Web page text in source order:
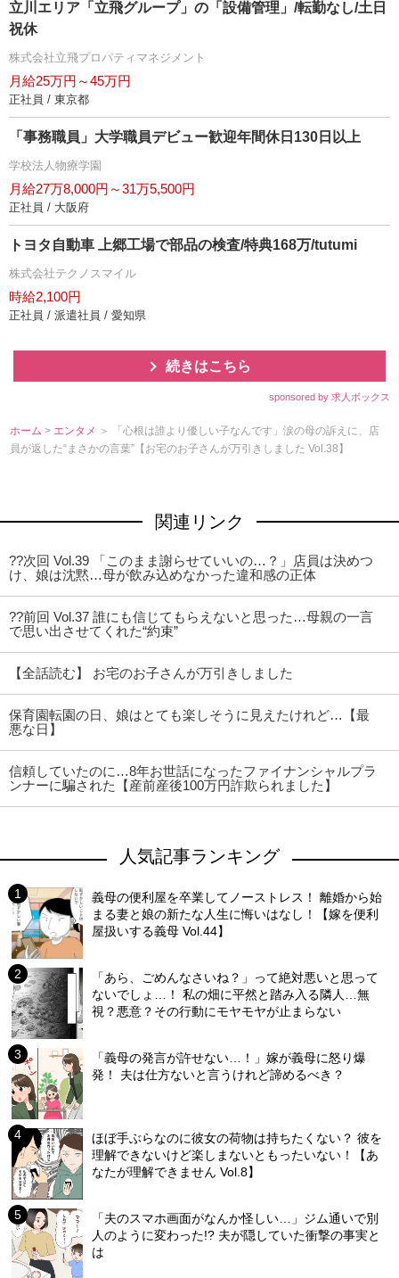
立川エリア「立飛グループ」の「設備管理」/転勤なし/土日
祝休
株式会社立飛プロパティマネジメント
月給25万円～45万円
正社員 / 東京都
「事務職員」大学職員デビュー歓迎年間休日130日以上
学校法人物療学園
月給27万8,000円～31万5,500円
正社員 / 大阪府
トヨタ自動車 上郷工場で部品の検査/特典168万/tutumi
株式会社テクノスマイル
時給2,100円
正社員 / 派遣社員 / 愛知県
続きはこちら
sponsored by 求人ボックス
ホーム > エンタメ ＞ 「心根は誰より優しい子なんです」涙の母の訴えに、店
員が返した“まさかの言葉”【お宅のお子さんが万引きしました Vol.38】
関連リンク
??次回 Vol.39 「このまま謝らせていいの…？」店員は決めつ
け、娘は沈黙…母が飲み込めなかった違和感の正体
??前回 Vol.37 誰にも信じてもらえないと思った…母親の一言
で思い出させてくれた“約束”
【全話読む】 お宅のお子さんが万引きしました
保育園転園の日、娘はとても楽しそうに見えたけれど…【最
悪な日】
信頼していたのに…8年お世話になったファイナンシャルプラ
ンナーに騙された【産前産後100万円詐欺られました】
人気記事ランキング
義母の便利屋を卒業してノーストレス！ 離婚から始
まる妻と娘の新たな人生に悔いはなし！【嫁を便利
屋扱いする義母 Vol.44】
「あら、ごめんなさいね？」って絶対悪いと思って
ないでしょ…！ 私の畑に平然と踏み入る隣人…無
視？悪意？その行動にモヤモヤが止まらない
「義母の発言が許せない…！」嫁が義母に怒り爆
発！ 夫は仕方ないと言うけれど諦めるべき？
ほぼ手ぶらなのに彼女の荷物は持ちたくない？ 彼を
理解できないけど楽しまないともったいない！【あ
なたが理解できません Vol.8】
「夫のスマホ画面がなんか怪しい…」ジム通いで別
人のように変わった!? 夫が隠していた衝撃の事実と
は